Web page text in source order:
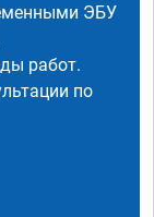
ЭБУ
работ.
по